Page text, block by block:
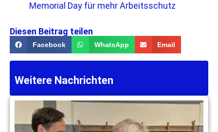
Memorial Day für mehr Arbeitsschutz
Diesen Beitrag teilen
Facebook WhatsApp Email
Weitere Nachrichten